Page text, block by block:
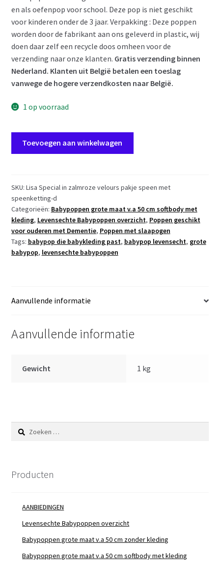
en als oefenpop voor school. Deze pop is niet geschikt
voor kinderen onder de 3 jaar. Verpakking : Deze poppen
worden door de fabrikant aan ons geleverd in plastic, wij
doen daar zelf een recycle doos omheen voor de
verzending naar onze klanten. Gratis verzending binnen
Nederland. Klanten uit België betalen een toeslag
vanwege de hogere verzendkosten naar België.
1 op voorraad
Levensechte
body
Lisa
met
slaapogen
kleding
speen
Toevoegen aan winkelwagen
SKU: Lisa Special in zalmroze velours pakje speen met
speenketting-d
Categorieën: Babypoppen grote maat v.a 50 cm softbody met
kleding, Levensechte Babypoppen overzicht, Poppen geschikt
voor ouderen met Dementie, Poppen met slaapogen
Tags: babypop die babykleding past, babypop levensecht, grote
babypop, levensechte babypoppen
Aanvullende informatie
Aanvullende informatie
Gewicht 1 kg
Zoeken
naar:
Producten
AANBIEDINGEN
Levensechte Babypoppen overzicht
Babypoppen grote maat v.a 50 cm zonder kleding
Babypoppen grote maat v.a 50 cm softbody met kleding